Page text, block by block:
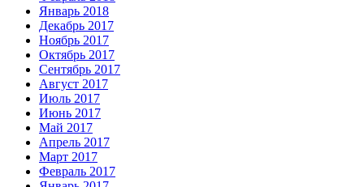
Январь 2018
Декабрь 2017
Ноябрь 2017
Октябрь 2017
Сентябрь 2017
Август 2017
Июль 2017
Июнь 2017
Май 2017
Апрель 2017
Март 2017
Февраль 2017